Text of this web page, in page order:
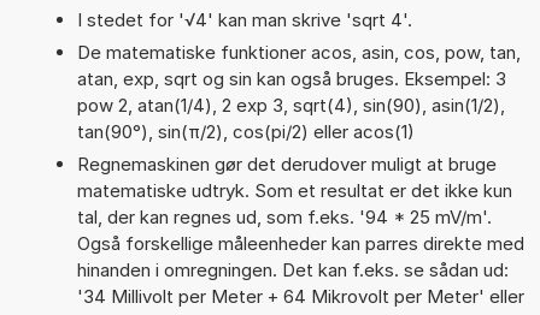
I stedet for '√4' kan man skrive 'sqrt 4'.
De matematiske funktioner acos, asin, cos, pow, tan,
atan, exp, sqrt og sin kan også bruges. Eksempel: 3
pow 2, atan(1/4), 2 exp 3, sqrt(4), sin(90), asin(1/2),
tan(90°), sin(π/2), cos(pi/2) eller acos(1)
Regnemaskinen gør det derudover muligt at bruge
matematiske udtryk. Som et resultat er det ikke kun
tal, der kan regnes ud, som f.eks. '94 * 25 mV/m'.
Også forskellige måleenheder kan parres direkte med
hinanden i omregningen. Det kan f.eks. se sådan ud:
'34 Millivolt per Meter + 64 Mikrovolt per Meter' eller